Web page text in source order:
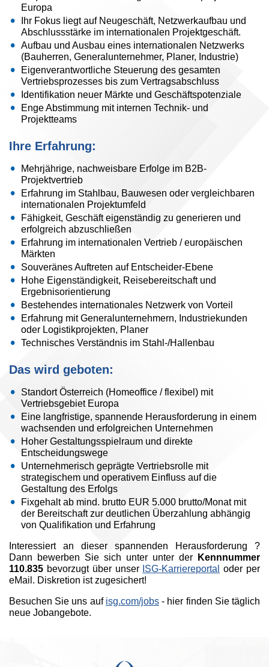
Europa
Ihr Fokus liegt auf Neugeschäft, Netzwerkaufbau und
Abschlussstärke im internationalen Projektgeschäft.
Aufbau und Ausbau eines internationalen Netzwerks
(Bauherren, Generalunternehmer, Planer, Industrie)
Eigenverantwortliche Steuerung des gesamten
Vertriebsprozesses bis zum Vertragsabschluss
Identifikation neuer Märkte und Geschäftspotenziale
Enge Abstimmung mit internen Technik- und
Projektteams
Ihre Erfahrung:
Mehrjährige, nachweisbare Erfolge im B2B-
Projektvertrieb
Erfahrung im Stahlbau, Bauwesen oder vergleichbaren
internationalen Projektumfeld
Fähigkeit, Geschäft eigenständig zu generieren und
erfolgreich abzuschließen
Erfahrung im internationalen Vertrieb / europäischen
Märkten
Souveränes Auftreten auf Entscheider-Ebene
Hohe Eigenständigkeit, Reisebereitschaft und
Ergebnisorientierung
Bestehendes internationales Netzwerk von Vorteil
Erfahrung mit Generalunternehmern, Industriekunden
oder Logistikprojekten, Planer
Technisches Verständnis im Stahl-/Hallenbau
Das wird geboten:
Standort Österreich (Homeoffice / flexibel) mit
Vertriebsgebiet Europa
Eine langfristige, spannende Herausforderung in einem
wachsenden und erfolgreichen Unternehmen
Hoher Gestaltungsspielraum und direkte
Entscheidungswege
Unternehmerisch geprägte Vertriebsrolle mit
strategischem und operativem Einfluss auf die
Gestaltung des Erfolgs
Fixgehalt ab mind. brutto EUR 5.000 brutto/Monat mit
der Bereitschaft zur deutlichen Überzahlung abhängig
von Qualifikation und Erfahrung
Interessiert an dieser spannenden Herausforderung ?
Dann bewerben Sie sich unter unter der
Kennnummer
110.835 bevorzugt über unser ISG-Karriereportal
oder per
eMail. Diskretion ist zugesichert!
Besuchen Sie uns auf isg.com/jobs- hier finden Sie täglich
neue Jobangebote.